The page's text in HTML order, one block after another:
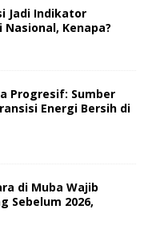
Jadi Indikator
Kenapa?
Progresif: Sumber
Energi Bersih di
di Muba Wajib
Sebelum 2026,